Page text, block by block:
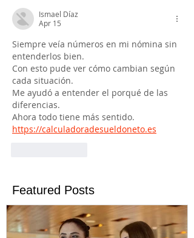
Ismael Díaz
Apr 15
Siempre veía números en mi nómina sin
entenderlos bien.
Con esto pude ver cómo cambian según
cada situación.
Me ayudó a entender el porqué de las
diferencias.
Ahora todo tiene más sentido.
https://calculadoradesueldoneto.es
Featured Posts